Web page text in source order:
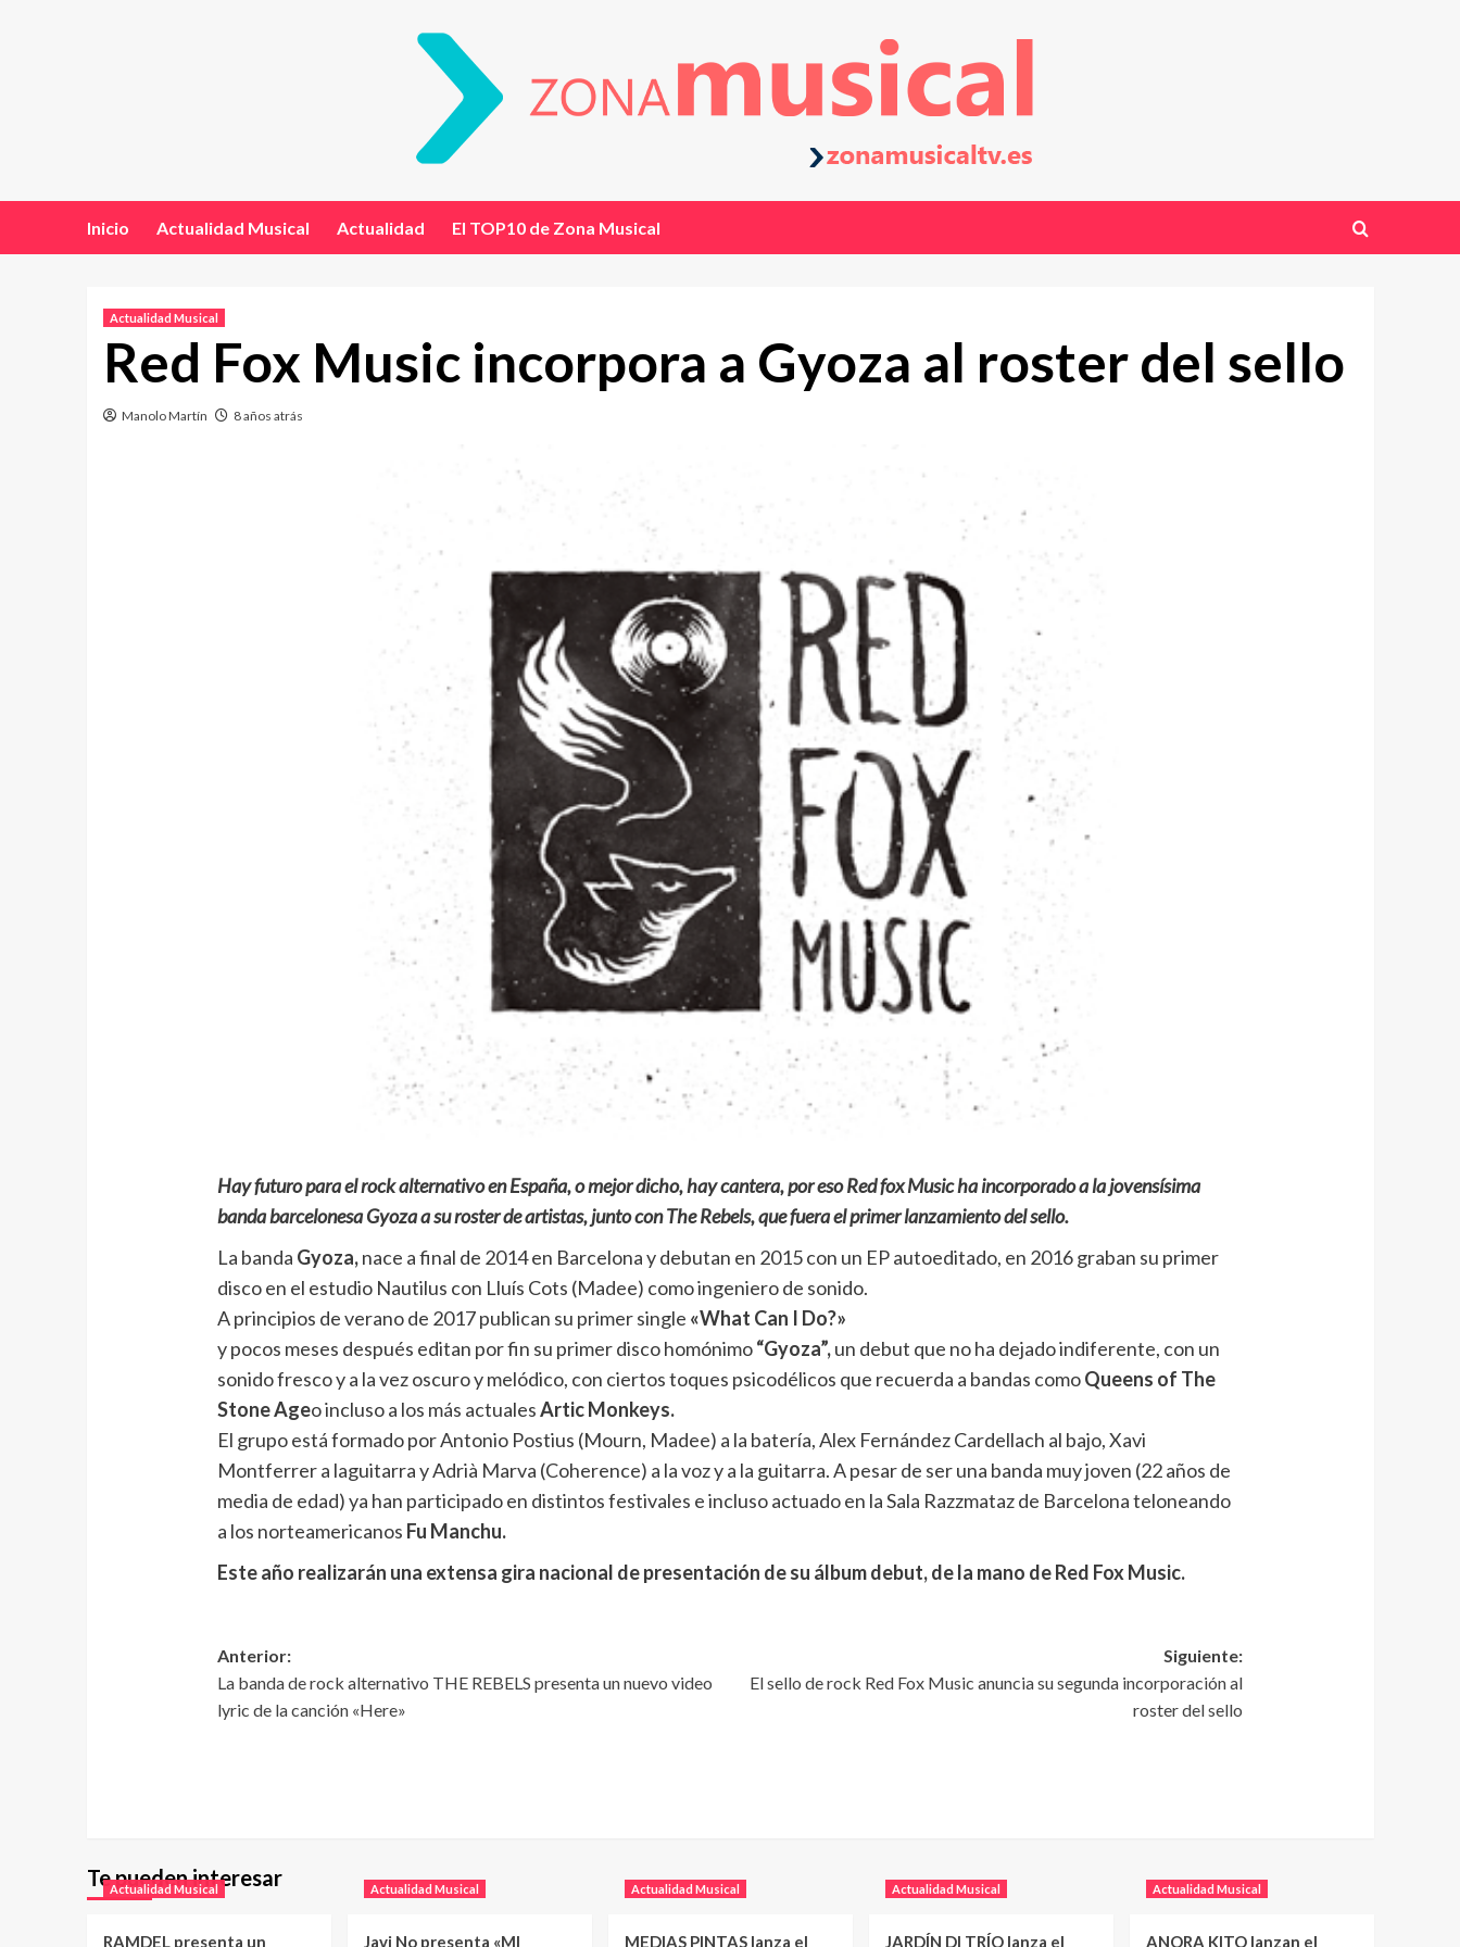
Inicio Actualidad Musical Actualidad El TOP10 de Zona Musical
Actualidad Musical
Red Fox Music incorpora a Gyoza al roster del sello
Manolo Martín 8 años atrás
Hay futuro para el rock alternativo en España, o mejor dicho, hay cantera, por eso Red fox Music ha incorporado a la jovensísima
banda barcelonesa Gyoza a su roster de artistas, junto con The Rebels, que fuera el primer lanzamiento del sello.
La banda Gyoza,nace a final de 2014 en Barcelona y debutan en 2015 con un EP autoeditado, en 2016 graban su primer
disco en el estudio Nautilus con Lluís Cots (Madee) como ingeniero de sonido.
A principios de verano de 2017 publican su primer single «What Can I Do?»
y pocos meses después editan por fin su primer disco homónimo“Gyoza”,un debut que no ha dejado indiferente, con un
sonido fresco y a la vez oscuro y melódico, con ciertos toques psicodélicos que recuerda a bandas comoQueens of The
Stone Ageo incluso a los más actualesArtic Monkeys.
El grupo está formado por Antonio Postius (Mourn, Madee) a la batería, Alex Fernández Cardellach al bajo, Xavi
Montferrer a laguitarra y Adrià Marva (Coherence) a la voz y a la guitarra. A pesar de ser una banda muy joven (22 años de
media de edad) ya han participado en distintos festivales e incluso actuado en la Sala Razzmataz de Barcelona teloneando
a los norteamericanos Fu Manchu.
Este año realizarán una extensa gira nacional de presentación de su álbum debut, de la mano de Red Fox Music.
Anterior:
La banda de rock alternativo THE REBELS presenta un nuevo video
lyric de la canción «Here»
Siguiente:
El sello de rock Red Fox Music anuncia su segunda incorporación al
roster del sello
Te pueden interesar
Actualidad Musical
RAMDEL presenta un
Actualidad Musical
Javi No presenta «MI
Actualidad Musical
MEDIAS PINTAS lanza el
Actualidad Musical
JARDÍN DI TRÍO lanza el
Actualidad Musical
ANORA KITO lanzan el